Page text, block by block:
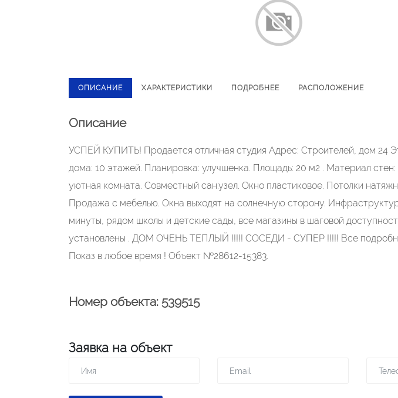
ОПИСАНИЕ ХАРАКТЕРИСТИКИ ПОДРОБНЕЕ РАСПОЛОЖЕНИЕ
Описание
УСПЕЙ КУПИТЬ! Продается отличная студия Адрес: Строителей, дом 24
дома: 10 этажей. Планировка: улучшенка. Площадь: 20 м2 . Материал стен:
уютная комната. Совместный сан.узел. Окно пластиковое. Потолки
Продажа с мебелью. Окна выходят на солнечную сторону.
минуты, рядом школы и детские сады, все магазины в шаговой
установлены . ДОМ ОЧЕНЬ ТЕПЛЫЙ !!!!! СОСЕДИ - СУПЕР !!!!! Все
Показ в любое время ! Объект №28612-15383.
Номер объекта: 539515
Заявка на объект